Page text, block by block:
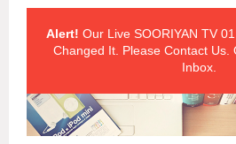
Alert! Our Live SOORIYAN TV
Changed It. Please Contact Us.
Inbox.